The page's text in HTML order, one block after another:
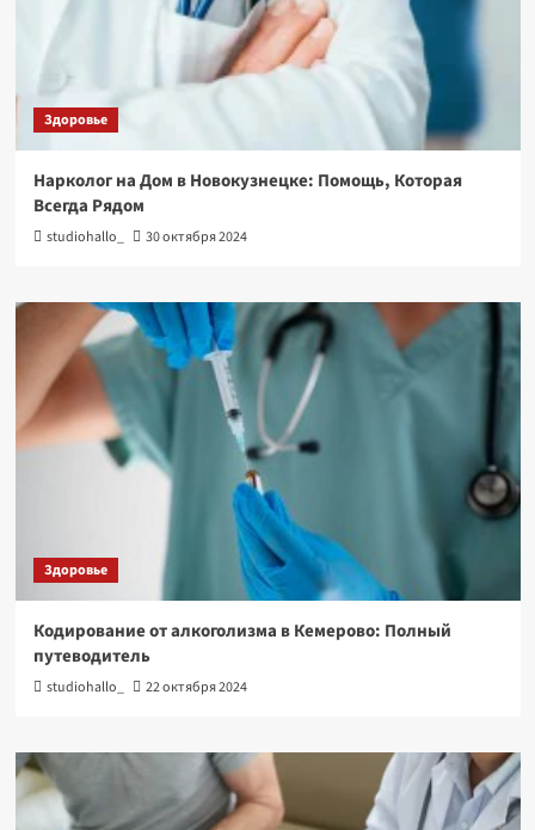
Здоровье
Нарколог на Дом в Новокузнецке: Помощь, Которая
Всегда Рядом
studiohallo_ 30 октября 2024
Здоровье
Кодирование от алкоголизма в Кемерово: Полный
путеводитель
studiohallo_ 22 октября 2024